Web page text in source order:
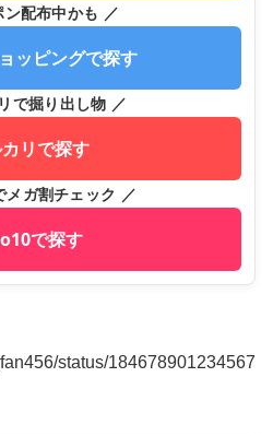
ン配布中かも ／
ッピングで探す
で掘り出し物 ／
リで探す
ガ割チェック ／
で探す
status/184678901234567